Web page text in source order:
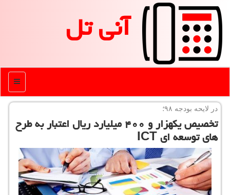
آنی تل
منو
در لایحه بودجه ۹۸؛
تخصیص یكهزار و ۴۰۰ میلیارد ریال اعتبار به طرح
های توسعه ای ICT